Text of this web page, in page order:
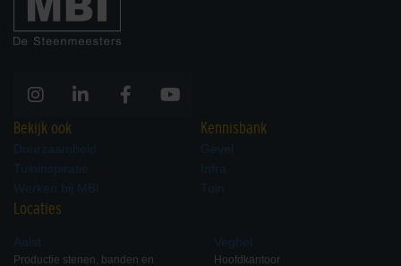
Bekijk ook
Duurzaamheid
Tuininspiratie
Werken bij MBI
Kennisbank
Gevel
Infra
Tuin
Locaties
Aalst
Productie stenen, banden en
Veghel
Hoofdkantoor